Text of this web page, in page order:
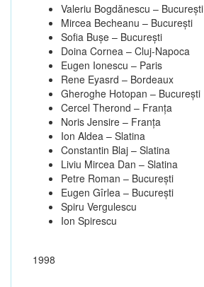
Valeriu Bogdănescu – Bucureşti
Mircea Becheanu – Bucureşti
Sofia Buşe – Bucureşti
Doina Cornea – Cluj-Napoca
Eugen Ionescu – Paris
Rene Eyasrd – Bordeaux
Gheroghe Hotopan – Bucureşti
Cercel Therond – Franţa
Noris Jensire – Franţa
Ion Aldea – Slatina
Constantin Blaj – Slatina
Liviu Mircea Dan – Slatina
Petre Roman – Bucureşti
Eugen Gîrlea – Bucureşti
Spiru Vergulescu
Ion Spirescu
1998